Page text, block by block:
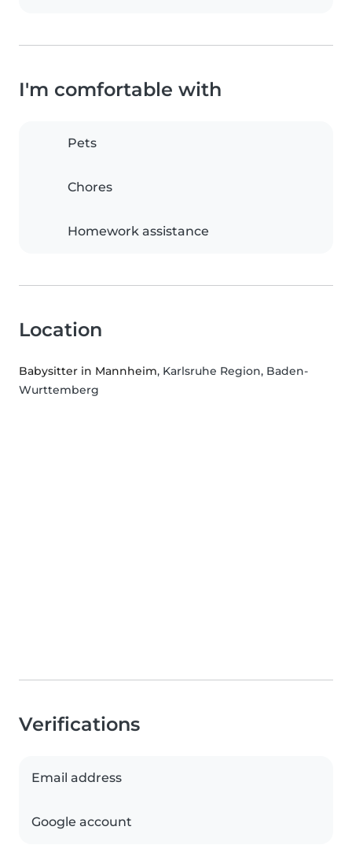
I'm comfortable with
Pets
Chores
Homework assistance
Location
Babysitter in Mannheim, Karlsruhe Region, Baden-
Wurttemberg
Verifications
Email address
Google account